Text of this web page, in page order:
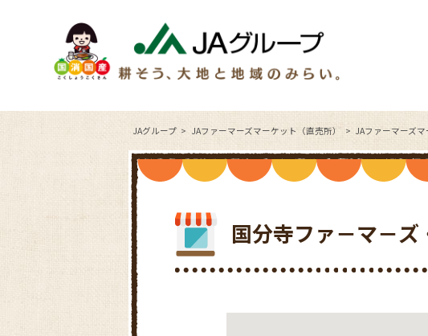
JAグループ JAファーマーズマーケット（直売所） JAファーマーズ
国分寺ファ－マ－